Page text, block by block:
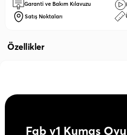
Garanti ve Bakım Kılavuzu
Satış Noktaları
Özellikler
Fab v1 Kumaş